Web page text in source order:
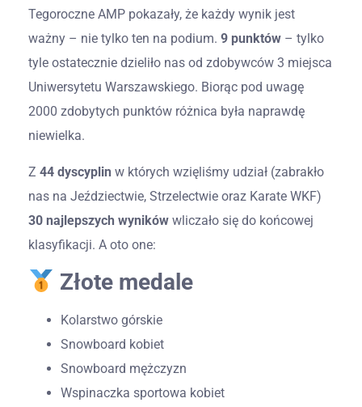
Tegoroczne AMP pokazały, że każdy wynik jest
ważny – nie tylko ten na podium. 9 punktów – tylko
tyle ostatecznie dzieliło nas od zdobywców 3 miejsca
Uniwersytetu Warszawskiego. Biorąc pod uwagę
2000 zdobytych punktów różnica była naprawdę
niewielka.
Z 44 dyscyplin w których wzięliśmy udział (zabrakło
nas na Jeździectwie, Strzelectwie oraz Karate WKF)
30 najlepszych wyników wliczało się do końcowej
klasyfikacji. A oto one:
Złote medale
Kolarstwo górskie
Snowboard kobiet
Snowboard mężczyzn
Wspinaczka sportowa kobiet